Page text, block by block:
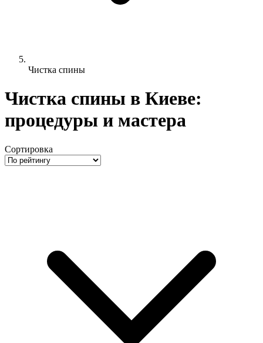
Чистка спины
Чистка спины в Киеве:
процедуры и мастера
Сортировка